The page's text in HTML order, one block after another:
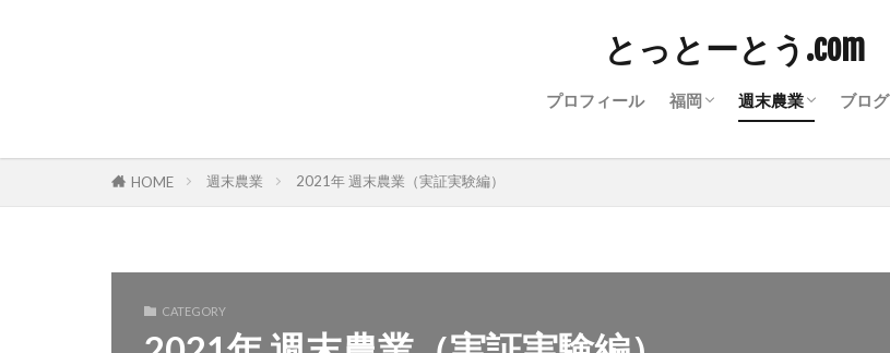
とっとーとう.com
プロフィール 福岡 週末農業 ブログ
HOME 週末農業 2021年 週末農業（実証実験編）
CATEGORY